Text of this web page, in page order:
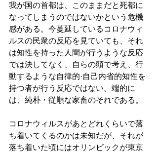
我が国の首都は、このままだと死都に
なってしまうのではないかという危機
感がある。今蔓延しているコロナウィ
ルスの民衆の反応を見ていても、それ
は知性を持った人間が行うような反応
では決してなく、自らの頭で考え、行
動するような自律的·自己内省的知性を
持つ者が行う反応ではない。端的に
は、純朴・従順な家畜のそれである。
コロナウィルスがあとどれくらいで落
ち着いてくるのかは未知だが、それが
落ち着いた頃にはオリンピックが東京